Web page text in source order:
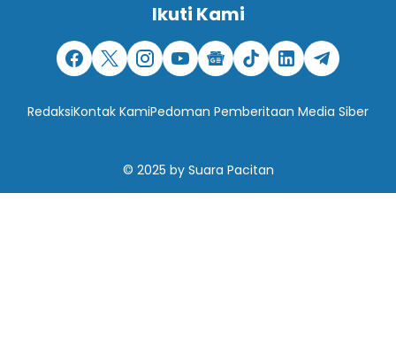
Ikuti Kami
RedaksiKontak KamiPedoman Pemberitaan Media Siber
© 2025 by Suara Pacitan